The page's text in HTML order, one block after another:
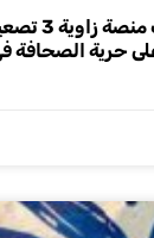
بيان مشترك:
حرية الصحافة